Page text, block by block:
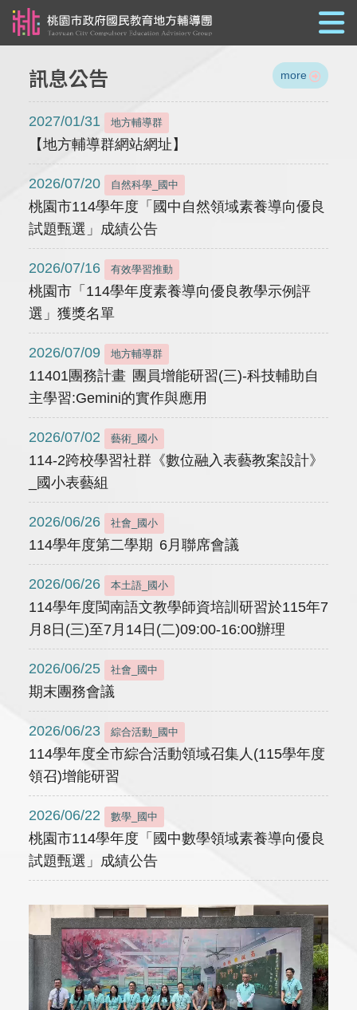
訊息公告 more
2027/01/31 地方輔導群
【地方輔導群網站網址】
2026/07/20 自然科學_國中
桃園市114學年度「國中自然領域素養導向優良
試題甄選」成績公告
2026/07/16 有效學習推動
桃園市「114學年度素養導向優良教學示例評
選」獲獎名單
2026/07/09 地方輔導群
11401團務計畫 團員增能研習(三)-科技輔助自
主學習:Gemini的實作與應用
2026/07/02 藝術_國小
114-2跨校學習社群《數位融入表藝教案設計》
_國小表藝組
2026/06/26 社會_國小
114學年度第二學期 6月聯席會議
2026/06/26 本土語_國小
114學年度閩南語文教學師資培訓研習於115年7
月8日(三)至7月14日(二)09:00-16:00辦理
2026/06/25 社會_國中
期末團務會議
2026/06/23 綜合活動_國中
114學年度全市綜合活動領域召集人(115學年度
領召)增能研習
2026/06/22 數學_國中
桃園市114學年度「國中數學領域素養導向優良
試題甄選」成績公告